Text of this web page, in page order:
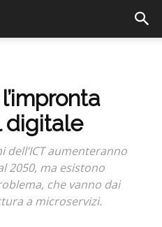
digitale
dell’ICT aumenteranno
2050, ma esistono
che vanno dai
a microservizi.